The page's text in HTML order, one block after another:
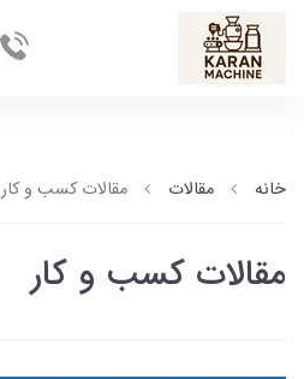
خانه مقالات مقالات کسب و کار
مقالات کسب و کار